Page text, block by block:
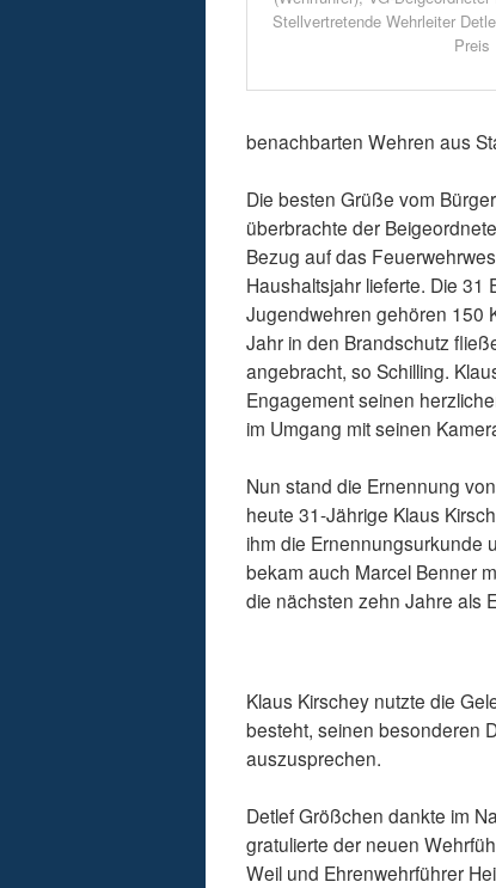
Stellvertretende Wehrleiter
Preis
benachbarten Wehren aus
Die besten Grüße vom
überbrachte der
Bezug auf das
Haushaltsjahr lieferte. Die 31
Jugendwehren gehören 150
Jahr in den Brandschutz
angebracht, so Schilling.
Engagement seinen
im Umgang mit seinen
Nun stand die Ernennung
heute 31-Jährige Klaus
ihm die Ernennungsurkunde
bekam auch Marcel Benner
die nächsten zehn Jahre als
Klaus Kirschey nutzte die
besteht, seinen besonderen
auszusprechen.
Detlef Größchen dankte im
gratulierte der neuen
Weil und Ehrenwehrführer